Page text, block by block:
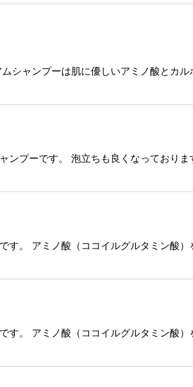
シャンプーは肌に優しいアミノ酸とカ
プーです。 泡立ちも良くなっており
。 アミノ酸（ココイルグルタミン酸
。 アミノ酸（ココイルグルタミン酸